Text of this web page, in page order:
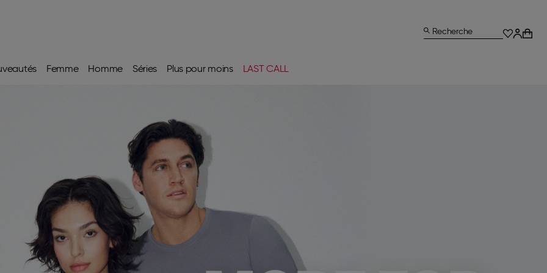
Femme Homme Séries Plus pour moins LAST CALL
Recherche